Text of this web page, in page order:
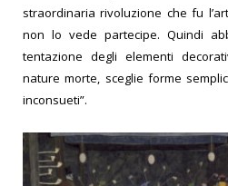
straordinaria rivoluzione che fu
non lo vede partecipe. Quindi
tentazione degli elementi
nature morte, sceglie forme
inconsueti”.